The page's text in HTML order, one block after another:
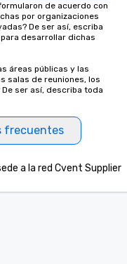
de acuerdo con
por organizaciones
De ser así, escriba
desarrollar dichas
áreas públicas y las
salas de reuniones, los
ser así, describa toda
frecuentes
a la red Cvent Supplier